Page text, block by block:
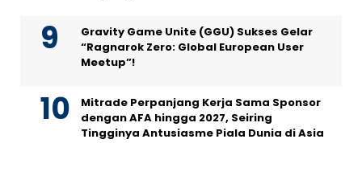
Gravity Game Unite (GGU) Sukses Gelar
“Ragnarok Zero: Global European User
Meetup”!
Mitrade Perpanjang Kerja Sama Sponsor
dengan AFA hingga 2027, Seiring
Tingginya Antusiasme Piala Dunia di Asia